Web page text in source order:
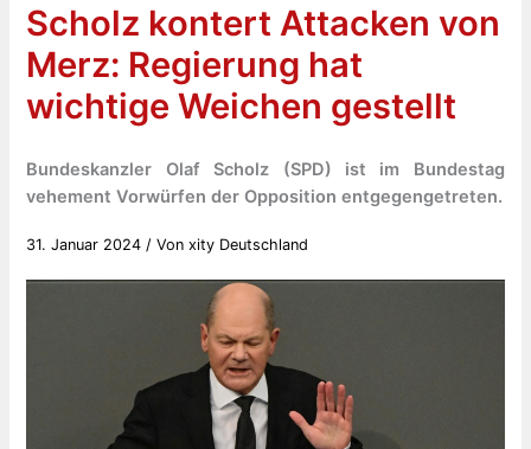
Scholz kontert Attacken von
Merz: Regierung hat
wichtige Weichen gestellt
Bundeskanzler Olaf Scholz (SPD) ist im Bundestag
vehement Vorwürfen der Opposition entgegengetreten.
31. Januar 2024 / Vonxity Deutschland